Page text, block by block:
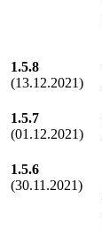
1.5.8
(13.12.2021)
1.5.7
(01.12.2021)
1.5.6
(30.11.2021)